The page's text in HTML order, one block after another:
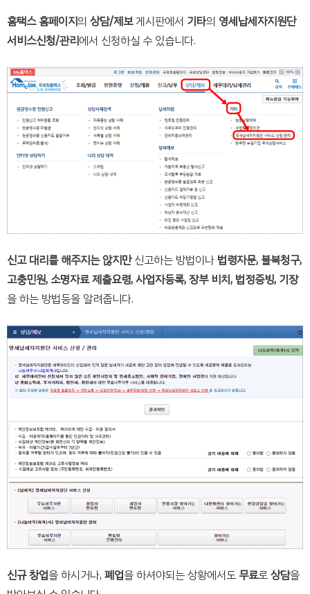
홈택스 홈페이지의 상담/제보게시판에서 기타의 영세납세자지원단
서비스신청/관리에서 신청하실 수 있습니다.
신고 대리를 해주지는 않지만신고하는 방법이나 법령자문, 불복청구,
고충민원, 소명자료 제출요령, 사업자등록, 장부 비치, 법정증빙, 기장
을 하는 방법등을 알려줍니다.
신규 창업을 하시거나, 폐업을 하셔야되는 상황에서도 무료로상담을